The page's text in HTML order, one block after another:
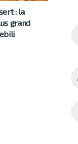
: la
grand